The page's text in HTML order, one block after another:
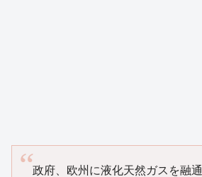
政府、欧州に液化天然ガスを融通